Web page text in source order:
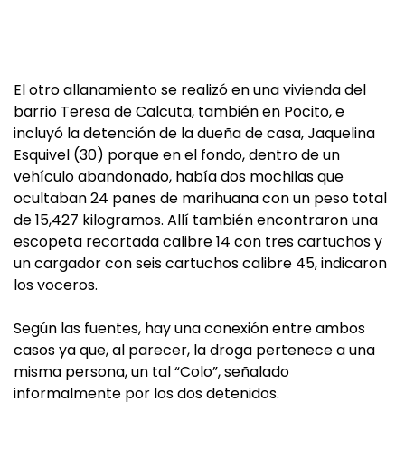
El otro allanamiento se realizó en una vivienda del
barrio Teresa de Calcuta, también en Pocito, e
incluyó la detención de la dueña de casa, Jaquelina
Esquivel (30) porque en el fondo, dentro de un
vehículo abandonado, había dos mochilas que
ocultaban 24 panes de marihuana con un peso total
de 15,427 kilogramos. Allí también encontraron una
escopeta recortada calibre 14 con tres cartuchos y
un cargador con seis cartuchos calibre 45, indicaron
los voceros.
Según las fuentes, hay una conexión entre ambos
casos ya que, al parecer, la droga pertenece a una
misma persona, un tal “Colo”, señalado
informalmente por los dos detenidos.